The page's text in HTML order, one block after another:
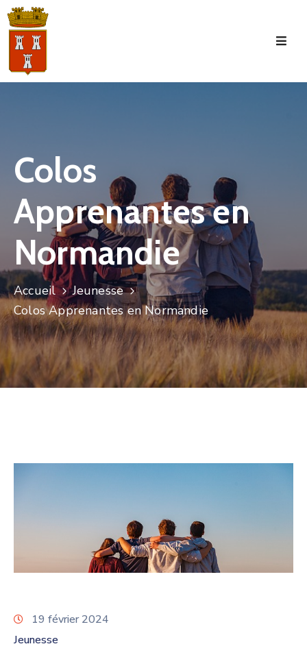
Accueil
Manifestations
Vie
Municipale
Services
Jeunesse
Colos
Apprenantes en
Normandie
Accueil
Jeunesse
Colos Apprenantes en Normandie
19 février 2024
Jeunesse